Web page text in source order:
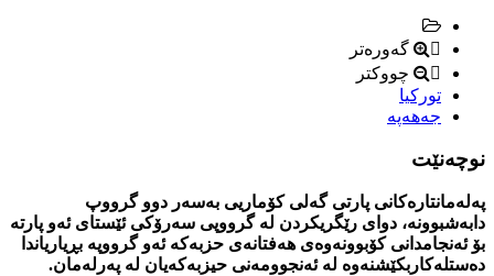
گەورەتر
چووکتر
تورکیا
جەهەپە
نوچەنێت
پەلەمانتارەکانی پارتى گەلى کۆماریى بەسەر دوو گرووپ
دابەشبوونە، دوای رێگریکردن لە گرووپی سەرۆکى ئێستاى ئەو پارتە
بۆ ئەنجامدانی کۆبوونەوەی هەفتانەی حزبەکە ئەو گرووپە بڕیاریاندا
دەستلەکاربکێشنەوە لە ئەنجوومەنی حیزبەکەیان لە پەرلەمان.